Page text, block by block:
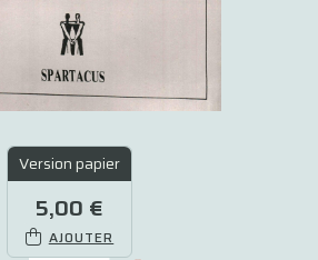
Version papier
5,00 €
AJOUTER